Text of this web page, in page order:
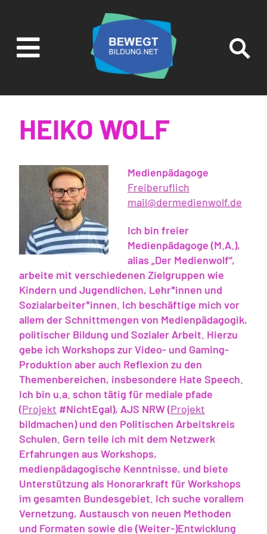
HEIKO WOLF
Medienpädagoge
Freiberuflich
mail@dermedienwolf.de
Ich bin freier
Medienpädagoge (M.A.),
alias „Der Medienwolf“,
arbeite mit verschiedenen Zielgruppen wie
Kindern und Jugendlichen, Lehr*innen und
Sozialarbeiter*innen. Ich beschäftige mich vor
allem der Schnittmengen von Medienpädagogik,
politischer Bildung und Sozialer Arbeit. Hierzu
gebe ich Workshops zur Video- und Gaming-
Produktion aber auch Reflexion zu den
Themenbereichen, insbesondere Hate Speech.
Ich bin u.a. schon tätig für mediale pfade
(Projekt #NichtEgal), AJS NRW (Projekt
bildmachen) und den Politischen Arbeitskreis
Schulen. Gern teile ich mit dem Netzwerk
Erfahrungen aus Workshops,
medienpädagogische Kenntnisse, und biete
Unterstützung als Honorarkraft für Workshops
im gesamten Bundesgebiet. Ich suche vorallem
Vernetzung, Austausch von neuen Methoden
und Formaten sowie die (Weiter-)Entwicklung
SUCHEN UND
FILTERN